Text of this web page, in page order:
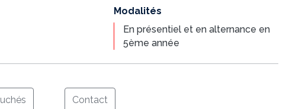
Modalités
En présentiel et en alternance en
5ème année
Contact